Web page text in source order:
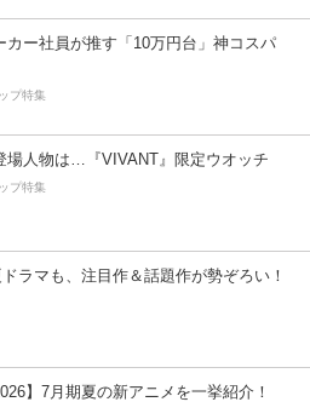
カー社員が推す「10万円台」神コスパ
プ特集
場人物は…『VIVANT』限定ウオッチ
プ特集
ラマも、注目作＆話題作が勢ぞろい！
】7月期夏の新アニメを一挙紹介！